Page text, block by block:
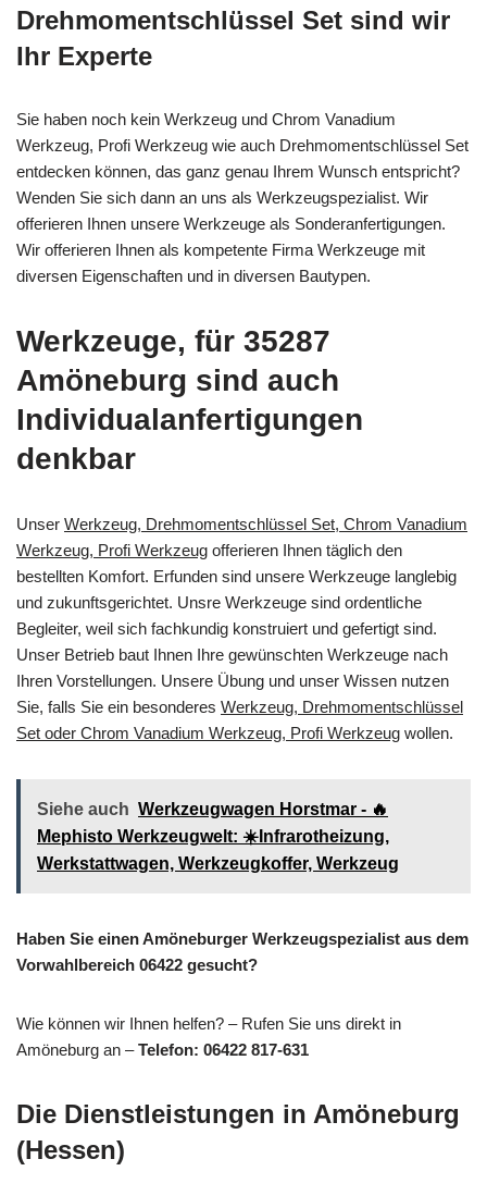
Drehmomentschlüssel Set sind wir
Ihr Experte
Sie haben noch kein Werkzeug und Chrom Vanadium
Werkzeug, Profi Werkzeug wie auch Drehmomentschlüssel Set
entdecken können, das ganz genau Ihrem Wunsch entspricht?
Wenden Sie sich dann an uns als Werkzeugspezialist. Wir
offerieren Ihnen unsere Werkzeuge als Sonderanfertigungen.
Wir offerieren Ihnen als kompetente Firma Werkzeuge mit
diversen Eigenschaften und in diversen Bautypen.
Werkzeuge, für 35287
Amöneburg sind auch
Individualanfertigungen
denkbar
Unser Werkzeug, Drehmomentschlüssel Set, Chrom Vanadium
Werkzeug, Profi Werkzeug offerieren Ihnen täglich den
bestellten Komfort. Erfunden sind unsere Werkzeuge langlebig
und zukunftsgerichtet. Unsre Werkzeuge sind ordentliche
Begleiter, weil sich fachkundig konstruiert und gefertigt sind.
Unser Betrieb baut Ihnen Ihre gewünschten Werkzeuge nach
Ihren Vorstellungen. Unsere Übung und unser Wissen nutzen
Sie, falls Sie ein besonderes Werkzeug, Drehmomentschlüssel
Set oder Chrom Vanadium Werkzeug, Profi Werkzeug wollen.
Siehe auch Werkzeugwagen Horstmar - 🔥
Mephisto Werkzeugwelt: ☀️Infrarotheizung,
Werkstattwagen, Werkzeugkoffer, Werkzeug
Haben Sie einen Amöneburger Werkzeugspezialist aus dem
Vorwahlbereich 06422 gesucht?
Wie können wir Ihnen helfen? – Rufen Sie uns direkt in
Amöneburg an –Telefon: 06422 817-631
Die Dienstleistungen in Amöneburg
(Hessen)